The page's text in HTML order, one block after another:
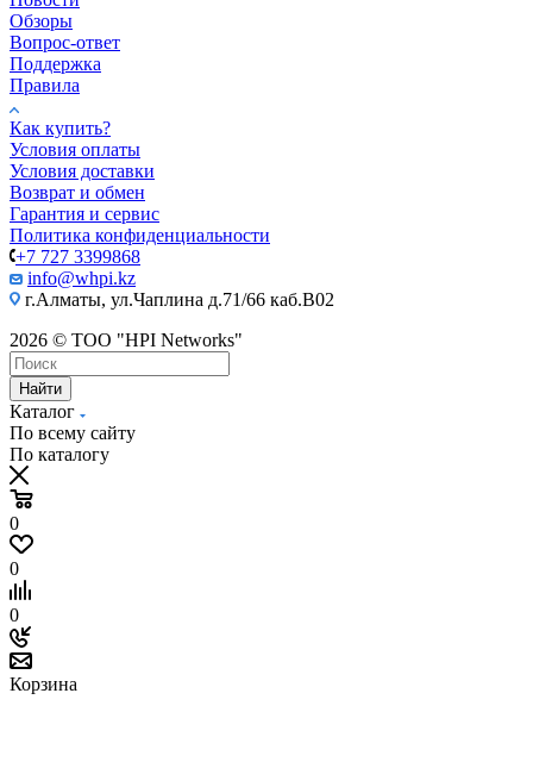
Обзоры
Вопрос-ответ
Поддержка
Правила
Как купить?
Условия оплаты
Условия доставки
Возврат и обмен
Гарантия и сервис
Политика конфиденциальности
+7 727 3399868
info@whpi.kz
г.Алматы, ул.Чаплина д.71/66 каб.B02
2026 © ТОО "HPI Networks"
Найти
Каталог
По всему сайту
По каталогу
0
0
0
Корзина